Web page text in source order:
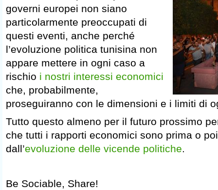
governi europei non siano
particolarmente preoccupati di
questi eventi, anche perché
l’evoluzione politica tunisina non
appare mettere in ogni caso a
rischio i nostri interessi economici
che, probabilmente,
proseguiranno con le dimensioni e i limiti di
Tutto questo almeno per il futuro prossimo
che tutti i rapporti economici sono prima o
dall’evoluzione delle vicende politiche.
Be Sociable, Share!